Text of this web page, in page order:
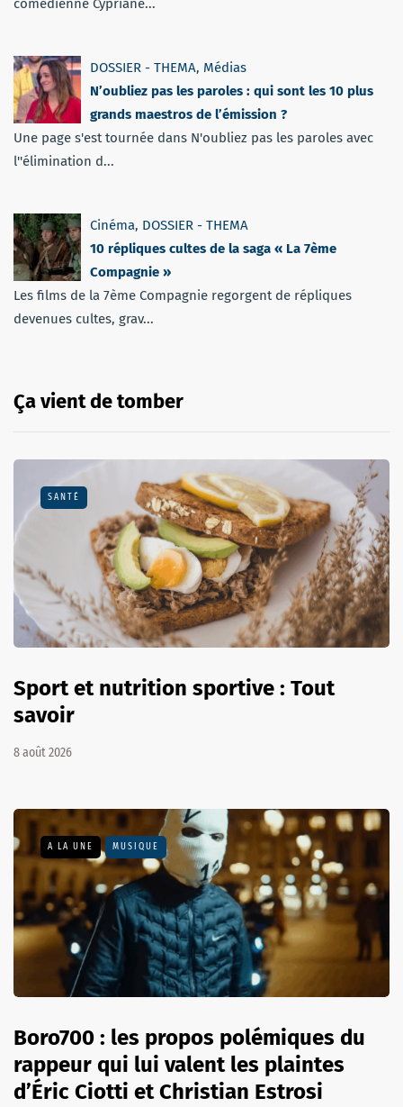
comédienne Cypriane...
DOSSIER - THEMA, Médias
N’oubliez pas les paroles : qui sont les 10 plus
grands maestros de l’émission ?
Une page s'est tournée dans N'oubliez pas les paroles avec
l''élimination d...
Cinéma, DOSSIER - THEMA
10 répliques cultes de la saga « La 7ème
Compagnie »
Les films de la 7ème Compagnie regorgent de répliques
devenues cultes, grav...
Ça vient de tomber
SANTÉ
Sport et nutrition sportive : Tout
savoir
8 août 2026
A LA UNE MUSIQUE
Boro700 : les propos polémiques du
rappeur qui lui valent les plaintes
d’Éric Ciotti et Christian Estrosi